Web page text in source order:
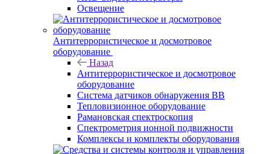
Освещение
Антитеррористическое и досмотровое
оборудование
Назад
Антитеррористическое и досмотровое
оборудование
Cистема датчиков обнаружения ВВ
Тепловизионное оборудование
Рамановская спектроскопия
Спектрометрия ионной подвижности
Комплексы и комплекты оборудования